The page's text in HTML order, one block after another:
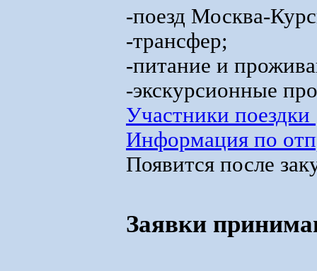
-поезд Москва-
-трансфер;
-питание и
-экскурсионные
Участники поездки
Информация по
Появится после
Заявки